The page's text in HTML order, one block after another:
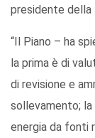
presidente della
“Il Piano – ha
la prima è di
di revisione e
sollevamento;
energia da fonti